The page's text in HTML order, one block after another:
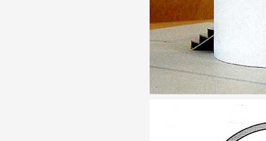
De A à Z
Année par année